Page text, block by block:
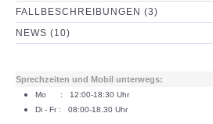
FALLBESCHREIBUNGEN (3)
NEWS (10)
Sprechzeiten und Mobil unterwegs:
Mo : 12:00-18:30 Uhr
Di - Fr : 08:00-18.30 Uhr